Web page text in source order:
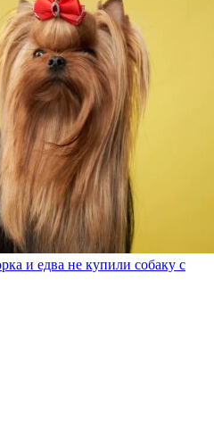
и едва не купили собаку с